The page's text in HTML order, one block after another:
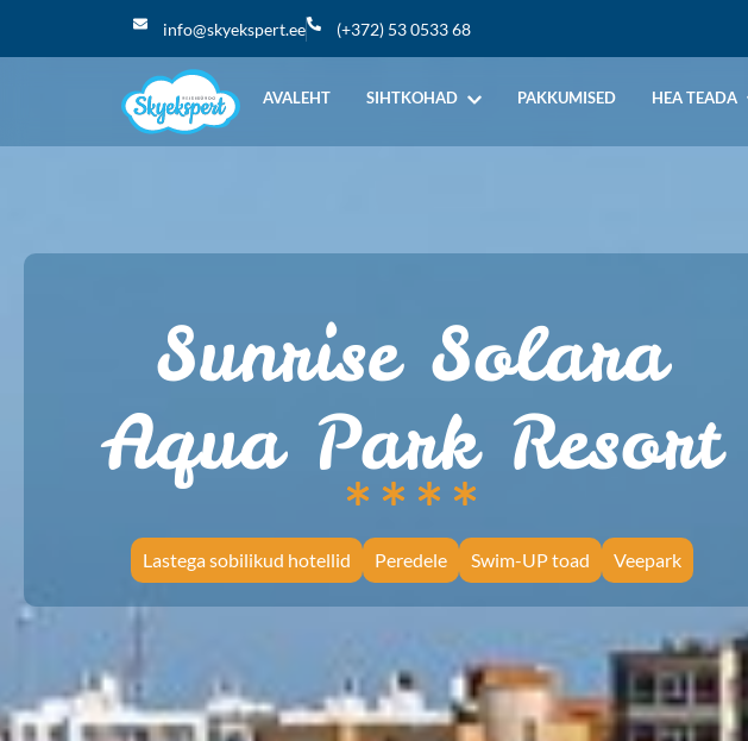
info@skyekspert.ee (+372) 53 0533 68
AVALEHT SIHTKOHAD PAKKUMISED HEA TEADA
Sunrise Solara
Aqua Park Resort
Lastega sobilikud hotellid Peredele Swim-UP toad Veepark